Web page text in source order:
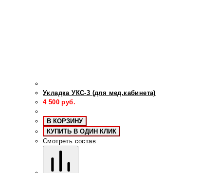
Укладка УКС-3 (для мед.кабинета)
4 500 руб.
В КОРЗИНУ
КУПИТЬ В ОДИН КЛИК
Смотреть состав